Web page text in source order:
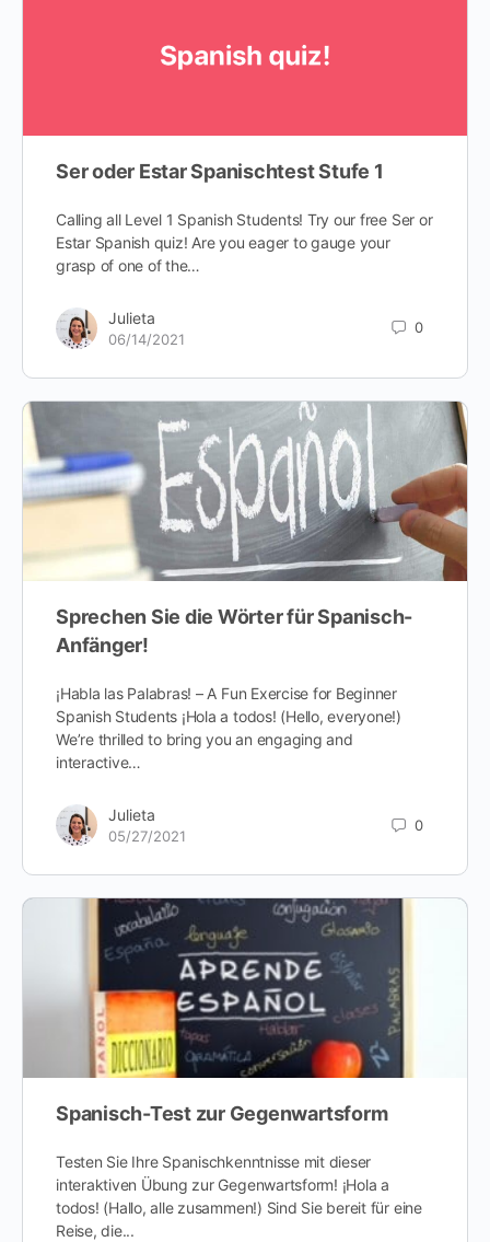
Ser oder Estar Spanischtest Stufe 1
Calling all Level 1 Spanish Students! Try our free Ser or
Estar Spanish quiz! Are you eager to gauge your
grasp of one of the…
Julieta
06/14/2021
0
Sprechen Sie die Wörter für Spanisch-
Anfänger!
¡Habla las Palabras! – A Fun Exercise for Beginner
Spanish Students ¡Hola a todos! (Hello, everyone!)
We’re thrilled to bring you an engaging and
interactive…
Julieta
05/27/2021
0
Spanisch-Test zur Gegenwartsform
Testen Sie Ihre Spanischkenntnisse mit dieser
interaktiven Übung zur Gegenwartsform! ¡Hola a
todos! (Hallo, alle zusammen!) Sind Sie bereit für eine
Reise, die...